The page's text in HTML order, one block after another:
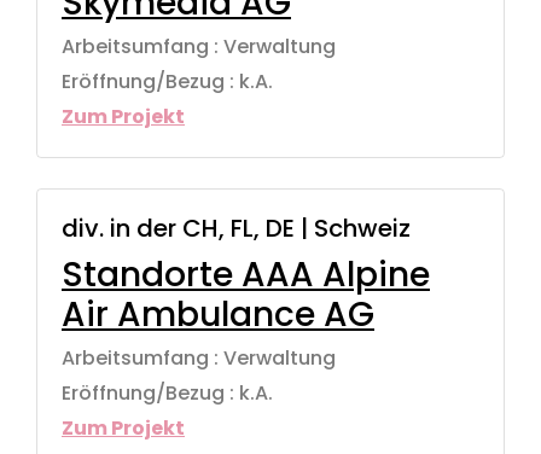
Arbeitsumfang : Verwaltung
Eröffnung/Bezug : k.A.
Zum Projekt
div. in der CH, FL, DE | Schweiz
Standorte AAA Alpine
Air Ambulance AG
Arbeitsumfang : Verwaltung
Eröffnung/Bezug : k.A.
Zum Projekt